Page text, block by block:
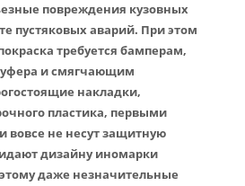
повреждения кузовных
пустяковых аварий. При этом
требуется бамперам,
и смягчающим
накладки,
пластика, первыми
вовсе не несут защитную
дизайну иномарки
даже незначительные